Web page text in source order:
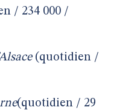
/ 234 000 /
(quotidien /
(quotidien / 29